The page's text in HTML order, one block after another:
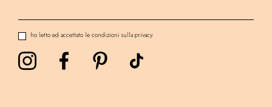
ho letto ed accettato le condizioni sulla privacy.